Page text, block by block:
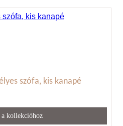
szófa, kis kanapé
a kollekcióhoz